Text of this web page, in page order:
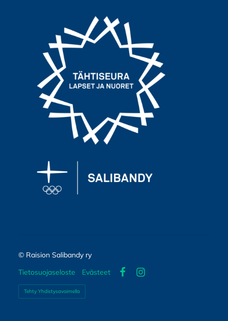
© Raision Salibandy ry
Tietosuojaseloste
Evästeet
Tehty Yhdistysavaimella